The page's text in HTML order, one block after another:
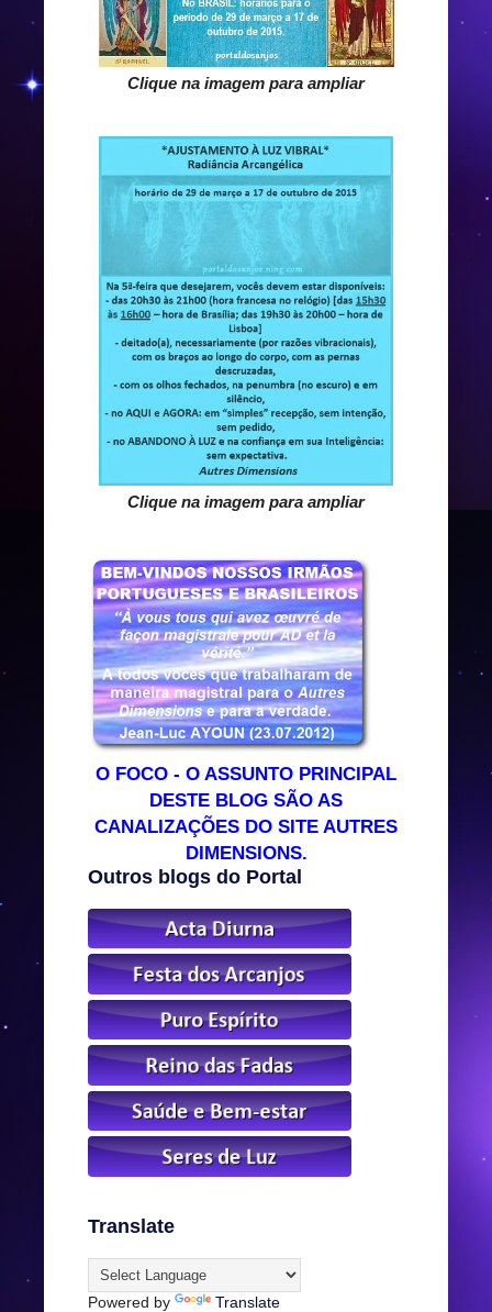
Clique na imagem para ampliar
Clique na imagem para ampliar
O FOCO - O ASSUNTO PRINCIPAL
DESTE BLOG SÃO AS
CANALIZAÇÕES DO SITE AUTRES
DIMENSIONS.
Outros blogs do Portal
Translate
Powered by Translate